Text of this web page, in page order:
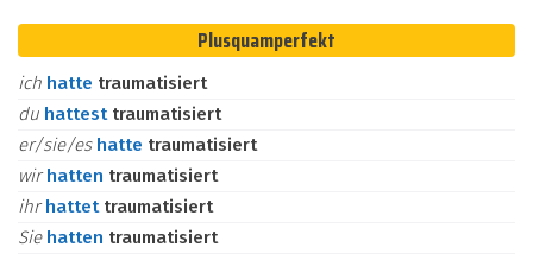
Plusquamperfekt
ich hatte traumatisiert
du hattest traumatisiert
er/sie/es hatte traumatisiert
wirhatten traumatisiert
ihrhattet traumatisiert
Sie hatten traumatisiert